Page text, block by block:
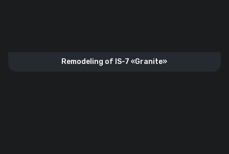
Remodeling of IS-7 «Granite»